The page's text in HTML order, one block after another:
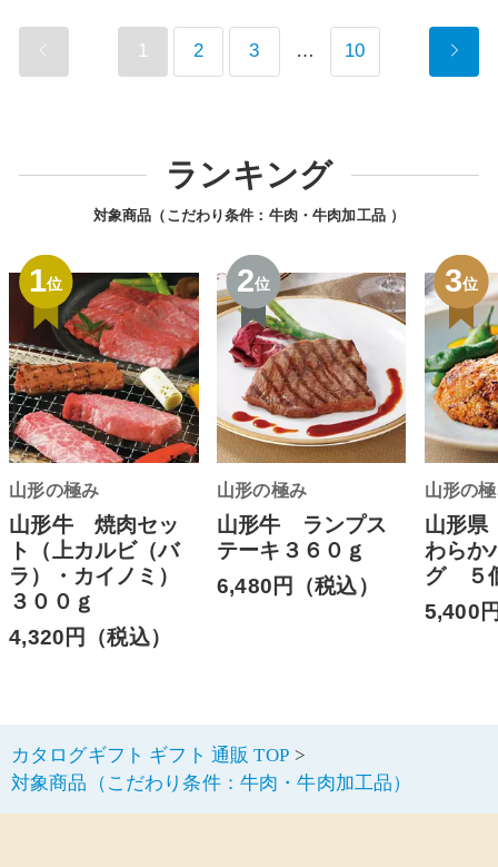
1 2 3 … 10
ランキング
対象商品（こだわり条件： 牛肉・牛肉加工品）
1位
山形の極み
山形牛 焼肉セッ
ト（上カルビ（バ
ラ）・カイノミ）
３００ｇ
4,320円（税込）
2位
山形の極み
山形牛 ランプス
テーキ３６０ｇ
6,480円（税込）
3位
山形の
山形
わらか
グ ５
5,400
カタログギフト ギフト 通販 TOP
対象商品（こだわり条件：牛肉・牛肉加工品）